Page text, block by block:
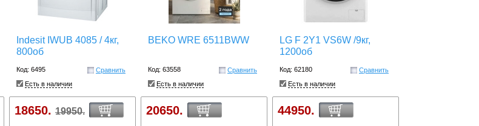
Indesit IWUB 4085 / 4кг,
800об
Код: 6495
Сравнить
Есть в наличии
18650. 19950.
BEKO WRE 6511BWW
Код: 63558
Сравнить
Есть в наличии
20650.
LG F 2Y1 VS6W /9кг,
1200об
Код: 62180
Сравнить
Есть в наличии
44950.